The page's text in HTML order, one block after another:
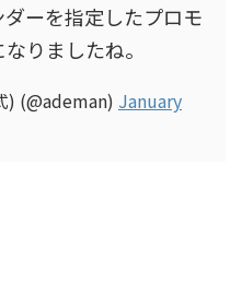
ーを指定したプロモ
りましたね。
) (@ademan) January